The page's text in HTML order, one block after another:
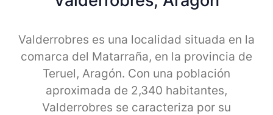
Valderrobres es una localidad situada en la
comarca del Matarraña, en la provincia de
Teruel, Aragón. Con una población
aproximada de 2,340 habitantes,
Valderrobres se caracteriza por su